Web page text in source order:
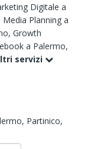
Digitale a
Media Planning a
Growth
a Palermo,
servizi
Partinico,